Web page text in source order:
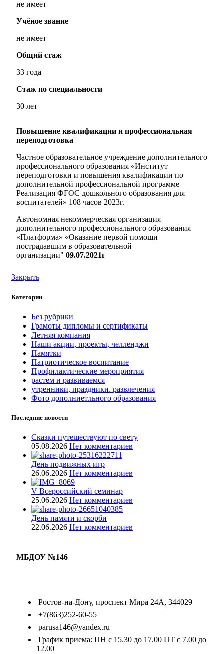
не имеет
Учёное звание
не имеет
Общий стаж
33 года
Стаж по специальности
30 лет
Повышение квалификации и профессиональная
переподготовка
Частное образовательное учреждение дополнительного
профессионального образования «Институт
переподготовки и повышения квалификации по
дополнительной профессиональной программе
Реализация ФГОС дошкольного образования для
воспитателей» 108 часов 2023г.
Автономная некоммерческая организация
дополнительного профессионального образования
«Платформа» «Оказание первой помощи
пострадавшим в образовательной
организации" 09.07.2021г
Закрыть
Категории
Без рубрики
Грамоты дипломы и сертификаты
Летняя компания
Наши акции, проекты, челленджи
Памятки
Патриотическое воспитание
Профилактические мероприятия
растем и развиваемся
утренники, праздники. развлечения
Фото дополниетльного образования
Последние новости
Сказки путешествуют по свету
05.08.2026 Нет комментариев
День подвижных игр
26.06.2026 Нет комментариев
V Всероссийский семинар
25.06.2026 Нет комментариев
День памяти и скорби
22.06.2026 Нет комментариев
МБДОУ №146
Ростов-на-Дону, проспект Мира 24А, 344029
+7(863)252-60-55
parusa146@yandex.ru
График приема: ПН с 15.30 до 17.00 ПТ с 7.00 до
12.00